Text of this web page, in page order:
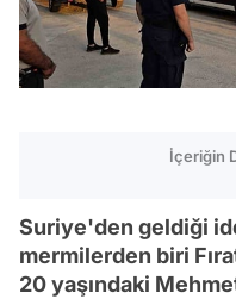
İçeriğin
Suriye'den geldiği
mermilerden biri
20 yaşındaki